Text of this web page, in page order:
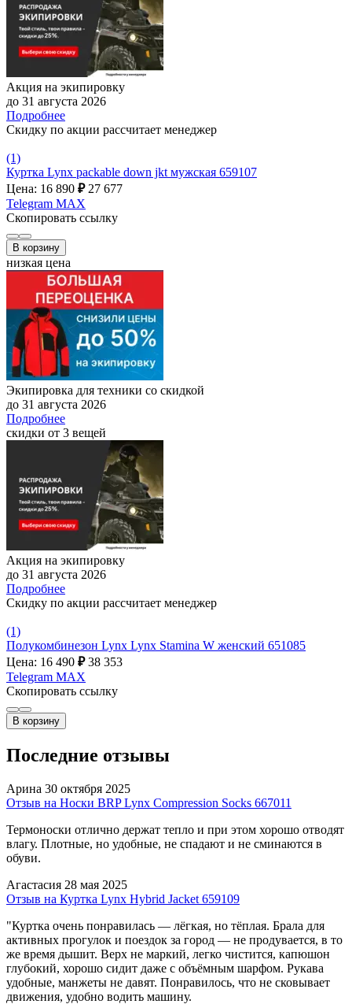
Акция на экипировку
до 31 августа 2026
Подробнее
Скидку по акции рассчитает менеджер
(1)
Куртка Lynx packable down jkt мужская 659107
Цена: 16 890 ₽ 27 677
Telegram MAX
Скопировать ссылку
В корзину
низкая цена
Экипировка для техники со скидкой
до 31 августа 2026
Подробнее
скидки от 3 вещей
Акция на экипировку
до 31 августа 2026
Подробнее
Скидку по акции рассчитает менеджер
(1)
Полукомбинезон Lynx Lynx Stamina W женский 651085
Цена: 16 490 ₽ 38 353
Telegram MAX
Скопировать ссылку
В корзину
Последние отзывы
Арина 30 октября 2025
Отзыв на Носки BRP Lynx Compression Socks 667011
Термоноски отлично держат тепло и при этом хорошо отводят
влагу. Плотные, но удобные, не спадают и не сминаются в
обуви.
Агастасия 28 мая 2025
Отзыв на Куртка Lynx Hybrid Jacket 659109
"Куртка очень понравилась — лёгкая, но тёплая. Брала для
активных прогулок и поездок за город — не продувается, в то
же время дышит. Верх не маркий, легко чистится, капюшон
глубокий, хорошо сидит даже с объёмным шарфом. Рукава
удобные, манжеты не давят. Понравилось, что не сковывает
движения, удобно водить машину.